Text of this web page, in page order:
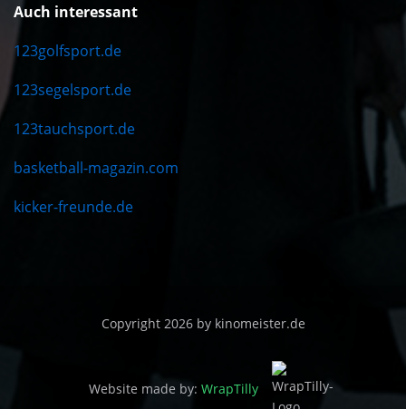
Auch interessant
123golfsport.de
123segelsport.de
123tauchsport.de
basketball-magazin.com
kicker-freunde.de
Copyright 2026 by kinomeister.de
Website made by: WrapTilly